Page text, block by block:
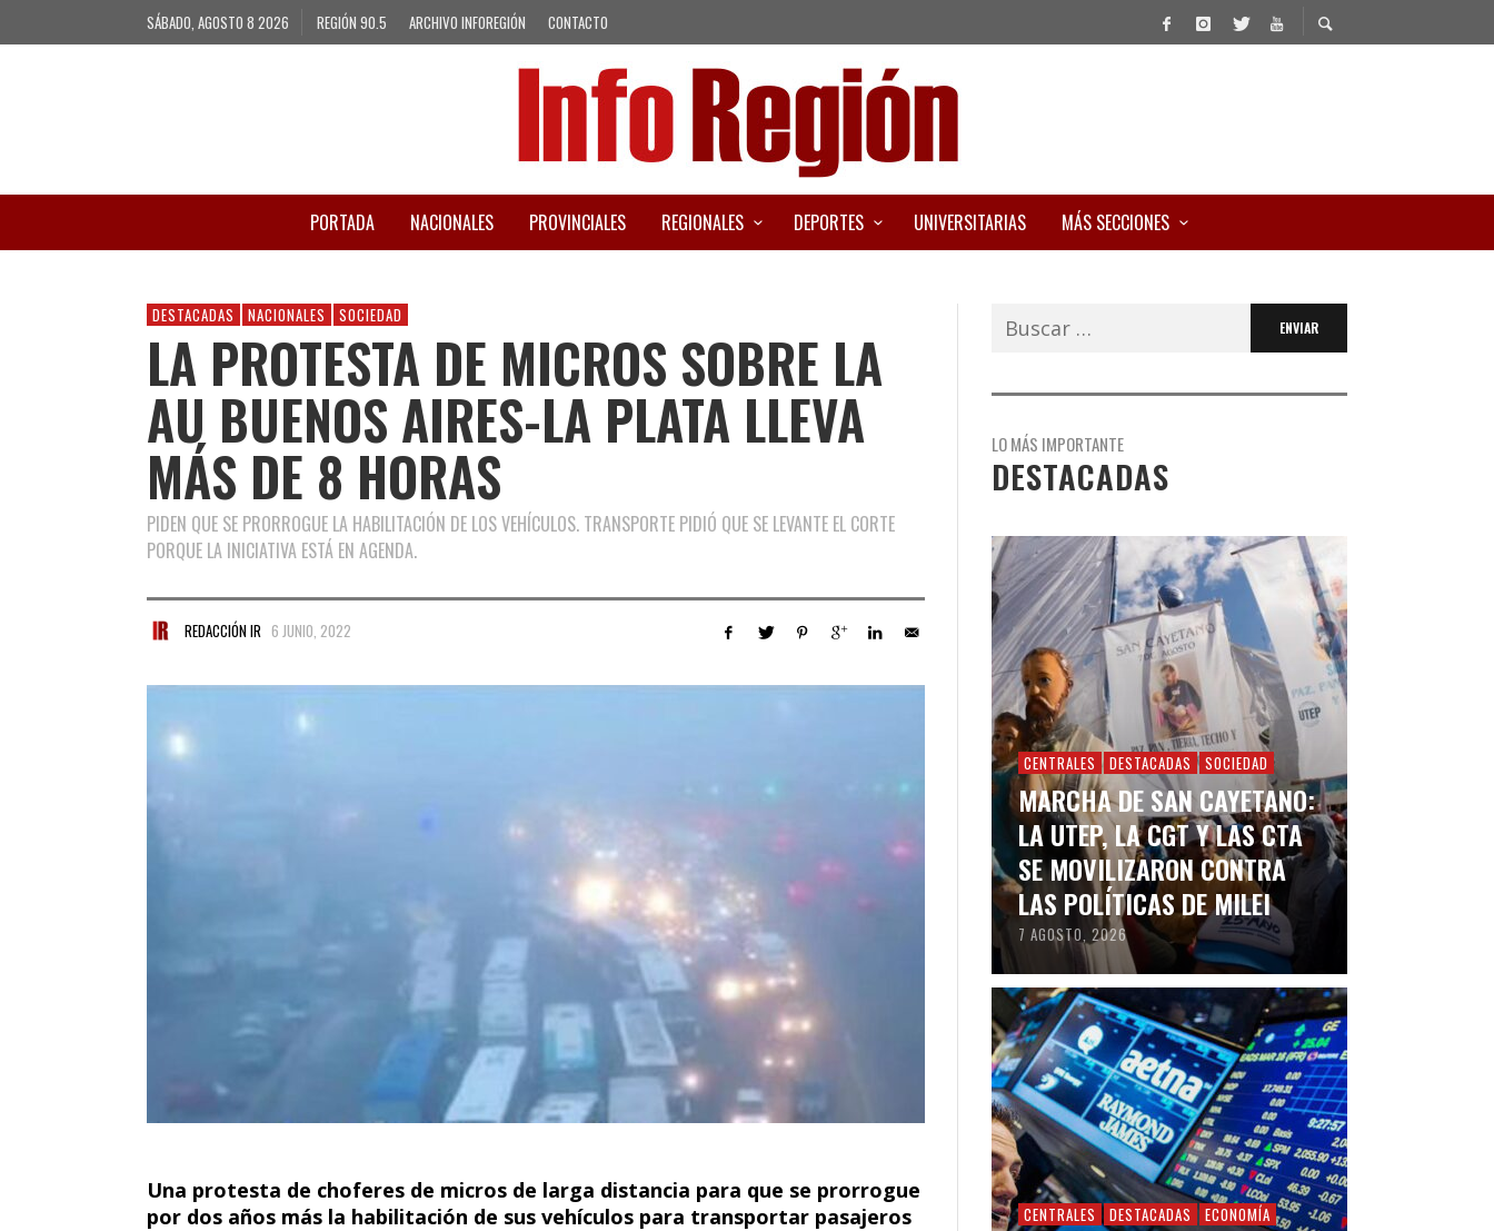
SÁBADO, AGOSTO 8 2026 REGIÓN 90.5 ARCHIVO INFOREGIÓN CONTACTO
PORTADA NACIONALES PROVINCIALES REGIONALES DEPORTES UNIVERSITARIAS MÁS SECCIONES
DESTACADAS NACIONALES SOCIEDAD
LA PROTESTA DE MICROS SOBRE LA
AU BUENOS AIRES-LA PLATA LLEVA
MÁS DE 8 HORAS
PIDEN QUE SE PRORROGUE LA HABILITACIÓN DE LOS VEHÍCULOS. TRANSPORTE PIDIÓ QUE SE LEVANTE EL CORTE
PORQUE LA INICIATIVA ESTÁ EN AGENDA.
REDACCIÓN IR 6 JUNIO, 2022
Una protesta de choferes de micros de larga distancia para que se prorrogue
por dos años más la habilitación de sus vehículos para transportar pasajeros
Buscar:
LO MÁS IMPORTANTE
DESTACADAS
CENTRALES DESTACADAS SOCIEDAD
MARCHA DE SAN CAYETANO:
LA UTEP, LA CGT Y LAS CTA
SE MOVILIZARON CONTRA
LAS POLÍTICAS DE MILEI
7 AGOSTO, 2026
CENTRALES DESTACADAS ECONOMÍA